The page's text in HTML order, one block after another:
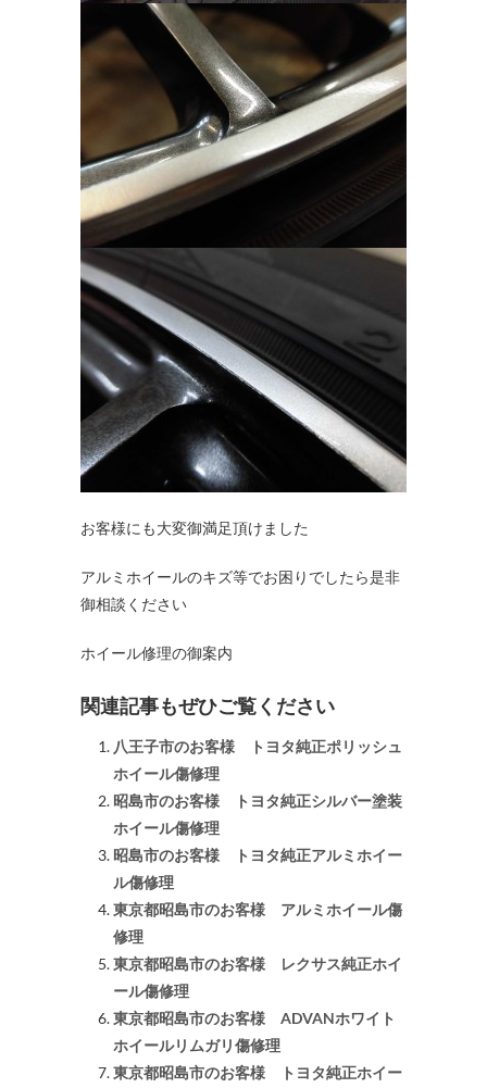
お客様にも大変御満足頂けました
アルミホイールのキズ等でお困りでしたら是非
御相談ください
ホイール修理の御案内
関連記事もぜひご覧ください
八王子市のお客様 トヨタ純正ポリッシュ
ホイール傷修理
昭島市のお客様 トヨタ純正シルバー塗装
ホイール傷修理
昭島市のお客様 トヨタ純正アルミホイー
ル傷修理
東京都昭島市のお客様 アルミホイール傷
修理
東京都昭島市のお客様 レクサス純正ホイ
ール傷修理
東京都昭島市のお客様 ADVANホワイト
ホイールリムガリ傷修理
東京都昭島市のお客様 トヨタ純正ホイー